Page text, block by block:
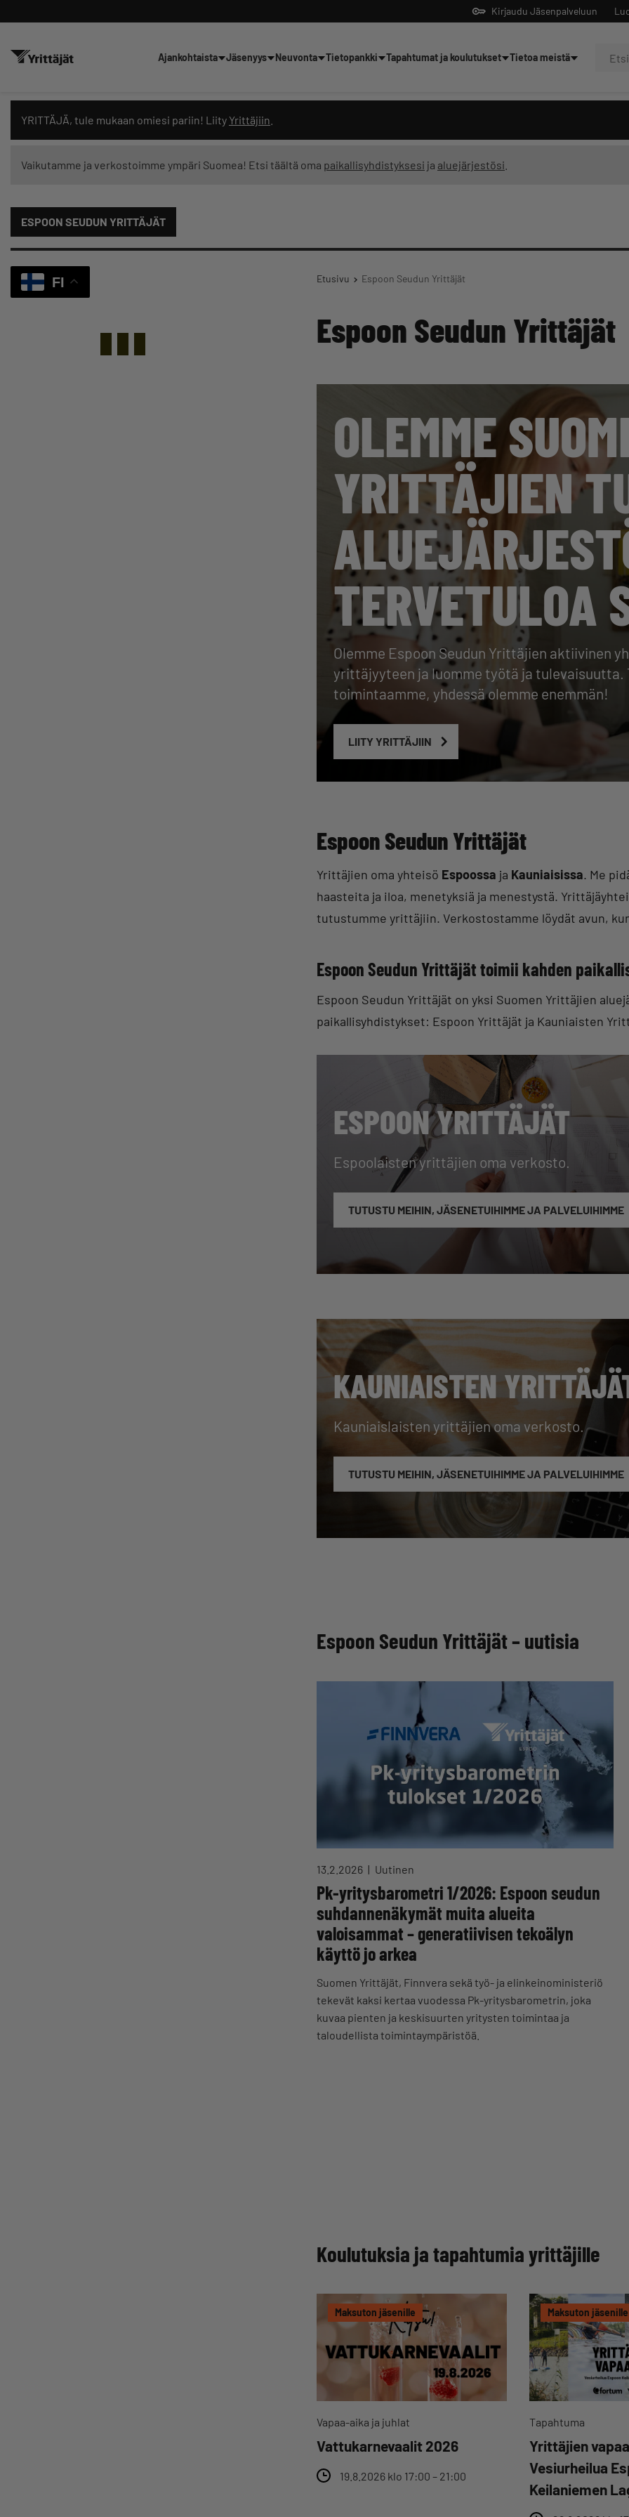
Kirjaudu Jäsenpalveluun
Ajankohtaista Jäsenyys Neuvonta Tietopankki Tapahtumat ja koulutukset Tietoa meistä
YRITTÄJÄ, tule mukaan omiesi pariin! Liity Yrittäjiin
Vaikutamme ja verkostoimme ympäri Suomea! Etsi täältä oma paikallisyhdistyksesi ja aluejärjestösi
ESPOON SEUDUN YRITTÄJÄT
FI Etusivu Espoon Seudun Yrittäjät
Espoon Seudun Yrittäjät
OLEMME
YRITTÄJIEN
TERVETULOA
Olemme Espoon Seudun Yrittäjien aktiivinen
yrittäjyyteen ja luomme työtä ja tulevaisuutta.
toimintaamme, yhdessä olemme enemmän!
LIITY YRITTÄJIIN
Espoon Seudun Yrittäjät
Yrittäjien oma yhteisö Espoossa ja Kauniaisissa. Me
haasteita ja iloa, menetyksiä ja menestystä.
tutustumme yrittäjiin. Verkostostamme löydät avun,
Espoon Seudun Yrittäjät toimii kahden
Espoon Seudun Yrittäjät on yksi Suomen Yrittäjien
paikallisyhdistykset: Espoon Yrittäjät ja Kauniaisten
ESPOON YRITTÄJÄT
Espoolaisten yrittäjien oma verkosto.
TUTUSTU MEIHIN, JÄSENETUIHIMME JA PALVELUIHIMME
KAUNIAISTEN
Kauniaislaisten yrittäjien oma verkosto.
TUTUSTU MEIHIN, JÄSENETUIHIMME JA PALVELUIHIMME
Espoon Seudun Yrittäjät – uutisia
13.2.2026 Uutinen
Pk-yritysbarometri 1/2026: Espoon seudun
suhdannenäkymät muita alueita
valoisammat – generatiivisen tekoälyn
käyttö jo arkea
Suomen Yrittäjät, Finnvera sekä työ- ja elinkeinoministeriö
tekevät kaksi kertaa vuodessa Pk-yritysbarometrin, joka
kuvaa pienten ja keskisuurten yritysten toimintaa ja
taloudellista toimintaympäristöä.
Koulutuksia ja tapahtumia yrittäjille
Maksuton jäsenille
Vapaa-aika ja juhlat
Vattukarnevaalit 2026
19.8.2026 klo 17:00 – 21:00
Maksuton jäsenille
Tapahtuma
Yrittäjien
Vesiurheilua
Keilaniemen
Hae sivustolta tai kysy suoraan Yrittäjien tekoälyltä
Suodata hakutuloksia: näytä kaikki sisältö